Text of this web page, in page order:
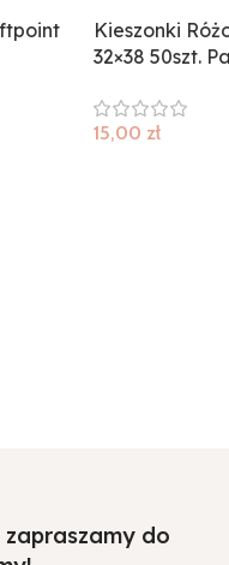
Kieszonki
32×38 50szt.
15,00 zł
do